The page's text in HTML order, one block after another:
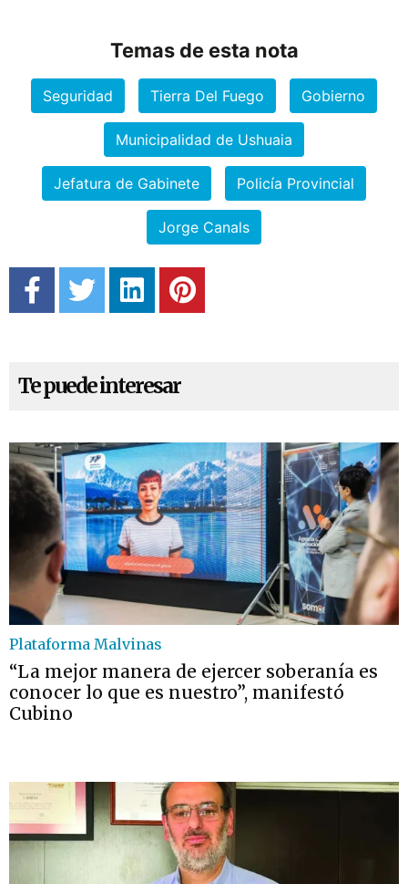
Temas de esta nota
Seguridad Tierra Del Fuego Gobierno
Municipalidad de Ushuaia
Jefatura de Gabinete Policía Provincial
Jorge Canals
Te puede interesar
Plataforma Malvinas
“La mejor manera de ejercer soberanía es
conocer lo que es nuestro”, manifestó
Cubino